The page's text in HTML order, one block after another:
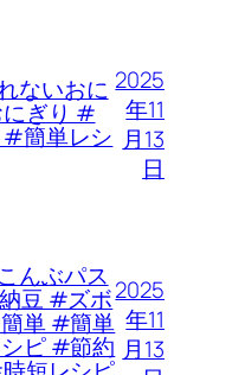
ないおに
ぎり #
簡単レシ
2025
年11
月13
日
んぶパス
豆 #ズボ
単 #簡単
ピ #節約
2025
年11
月13